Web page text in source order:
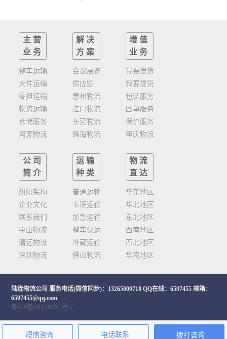
主营
业务
整车运输
大件运输
零担运输
物流运输
仓储服务
河源物流
解决
方案
会议展览
供应链
惠州物流
江门物流
东莞物流
珠海物流
增值
业务
我要发货
我要提货
包装服务
回单服务
保价服务
肇庆物流
公司
简介
组织架构
企业文化
联系我们
中山物流
清远物流
深圳物流
运输
种类
普通运输
卡班运输
加急运输
整车快运
冷藏运输
佛山物流
物流
直达
华东地区
华北地区
东北地区
西南地区
西北地区
华南地区
陆连物流公司 服务电话(微信同步)：13265009718 QQ在线：6597455 邮箱：
6597455@qq.com
粤ICP备19138051号-7
短信咨询 电话联系 拨打咨询